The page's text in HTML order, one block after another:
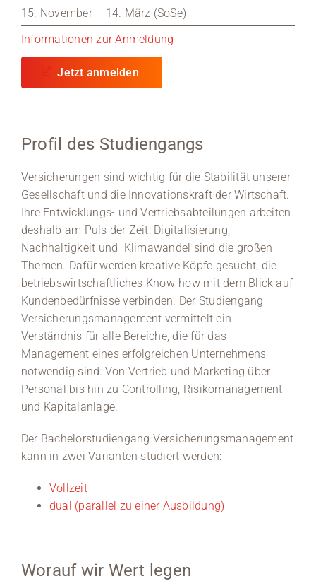
15. November – 14. März (SoSe)
Informationen zur Anmeldung
Jetzt anmelden
Profil des Studiengangs
Versicherungen sind wichtig für die Stabilität unserer
Gesellschaft und die Innovationskraft der Wirtschaft.
Ihre Entwicklungs- und Vertriebsabteilungen arbeiten
deshalb am Puls der Zeit: Digitalisierung,
Nachhaltigkeit und Klimawandel sind die großen
Themen. Dafür werden kreative Köpfe gesucht, die
betriebswirtschaftliches Know-how mit dem Blick auf
Kundenbedürfnisse verbinden. Der Studiengang
Versicherungsmanagement vermittelt ein
Verständnis für alle Bereiche, die für das
Management eines erfolgreichen Unternehmens
notwendig sind: Von Vertrieb und Marketing über
Personal bis hin zu Controlling, Risikomanagement
und Kapitalanlage.
Der Bachelorstudiengang Versicherungsmanagement
kann in zwei Varianten studiert werden:
Vollzeit
dual (parallel zu einer Ausbildung)
Worauf wir Wert legen